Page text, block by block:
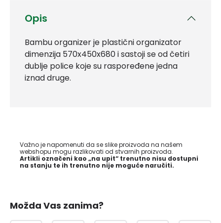
Opis
Bambu organizer je plastični organizator
dimenzija 570x450x680 i sastoji se od četiri
dublje police koje su raspoređene jedna
iznad druge.
Važno je napomenuti da se slike proizvoda na našem
webshopu mogu razlikovati od stvarnih proizvoda.
Artikli označeni kao „na upit“ trenutno nisu dostupni
na stanju te ih trenutno nije moguće naručiti.
Možda Vas zanima?